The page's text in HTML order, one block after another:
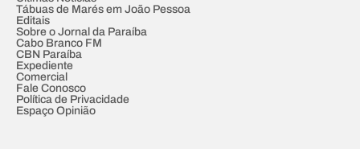
Tábuas de Marés em João Pessoa
Editais
Sobre o Jornal da Paraíba
Cabo Branco FM
CBN Paraíba
Expediente
Comercial
Fale Conosco
Política de Privacidade
Espaço Opinião